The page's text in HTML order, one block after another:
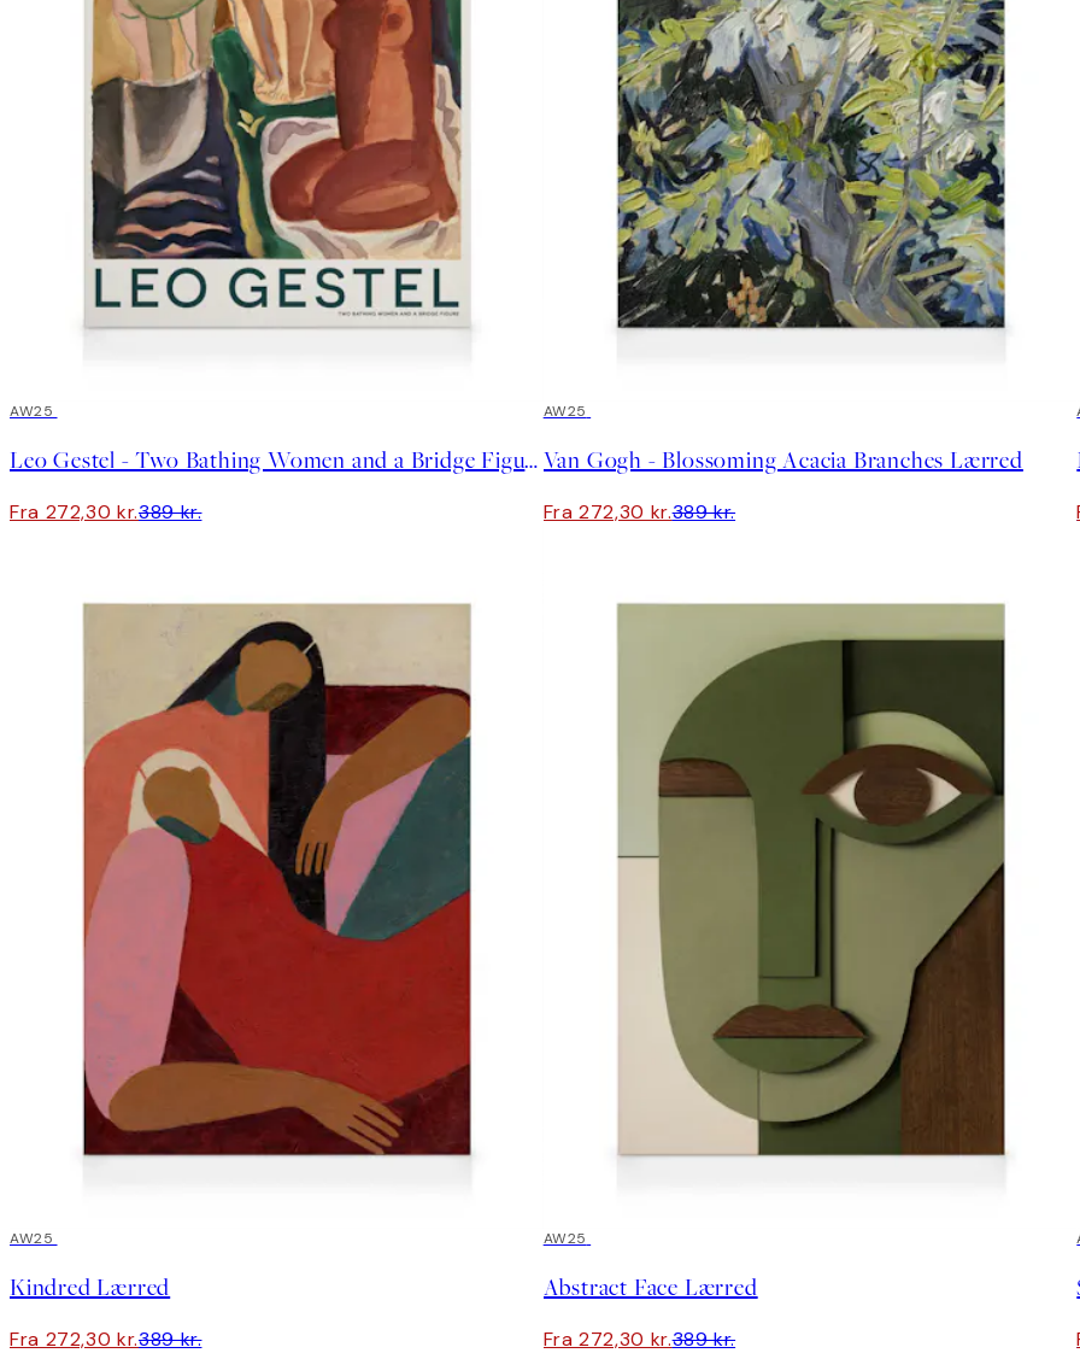
30%*
AW25
Leo Gestel - Two Bathing Women and a Bridge Figure Lærred
Fra 272,30 kr.389 kr.
30%*
AW25
Van Gogh - Blossoming Acacia Branches Lærred
Fra 272,30 kr.389 kr.
30%*
AW25
Kindred Lærred
Fra 272,30 kr.389 kr.
30%*
AW25
Abstract Face Lærred
Fra 272,30 kr.389 kr.